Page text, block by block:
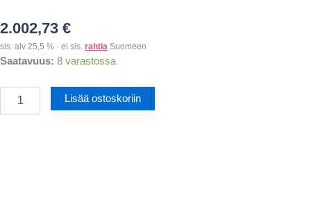
2.002,73 €
sis. alv 25,5 % · ei sis. rahtia Suomeen
Saatavuus: 8 varastossa
Pomppulinna
liukumäellä
määrä
Lisää ostoskoriin